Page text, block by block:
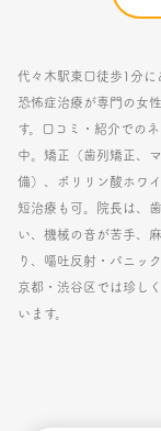
代々木駅東口徒歩1分
恐怖症治療が専門の女
す。口コミ・紹介での
中。矯正（歯列矯正、
備）、ポリリン酸ホワ
短治療も可。院長は、
い、機械の音が苦手、
り、嘔吐反射・パニッ
京都・渋谷区では珍し
います。